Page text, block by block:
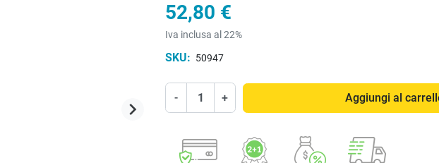
Successivo
keyboard_arrow_right
52,80 €
Iva inclusa al 22%
SKU: 50947
- + Aggiungi al